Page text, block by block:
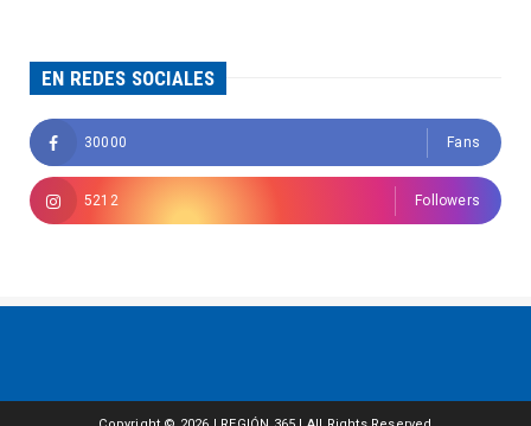
EN REDES SOCIALES
30000 Fans
5212 Followers